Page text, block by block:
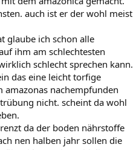
auch ist er der wohl meist
glaube ich schon alle
ihm am schlechtesten
schlecht sprechen kann.
das eine leicht torfige
nachempfunden
nicht. scheint da wohl
da der boden nährstoffe
nen halben jahr sollen die